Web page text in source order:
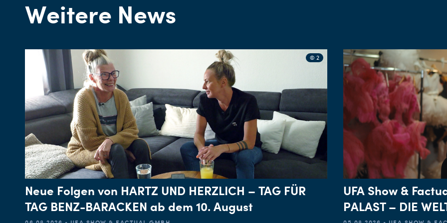
Weitere News
© 2
Neue Folgen von HARTZ UND HERZLICH – TAG FÜR
TAG BENZ-BARACKEN ab dem 10. August
UFA Show &
PALAST – DIE